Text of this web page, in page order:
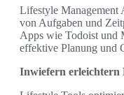
Lifestyle Management
von Aufgaben und
Apps wie Todoist und
effektive Planung und
Inwiefern erleichtern